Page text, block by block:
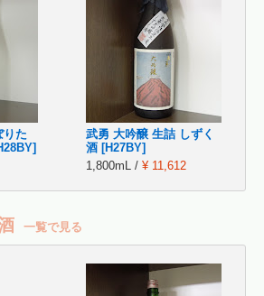
りた
武勇 大吟醸 生詰 しずく
酒 [H27BY]
1,800mL / ¥ 11,612
一覧で見る